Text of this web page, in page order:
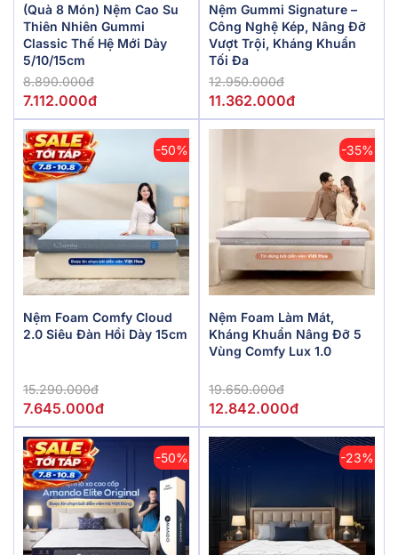
(Quà 8 Món) Nệm Cao Su
Thiên Nhiên Gummi
Classic Thế Hệ Mới Dày
5/10/15cm
8.890.000đ
7.112.000đ
Nệm Gummi Signature –
Công Nghệ Kép, Nâng Đỡ
Vượt Trội, Kháng Khuẩn
Tối Đa
12.950.000đ
11.362.000đ
-50%
Nệm Foam Comfy Cloud
2.0 Siêu Đàn Hồi Dày 15cm
15.290.000đ
7.645.000đ
-35%
Nệm Foam Làm Mát,
Kháng Khuẩn Nâng Đỡ 5
Vùng Comfy Lux 1.0
19.650.000đ
12.842.000đ
-50% -23%